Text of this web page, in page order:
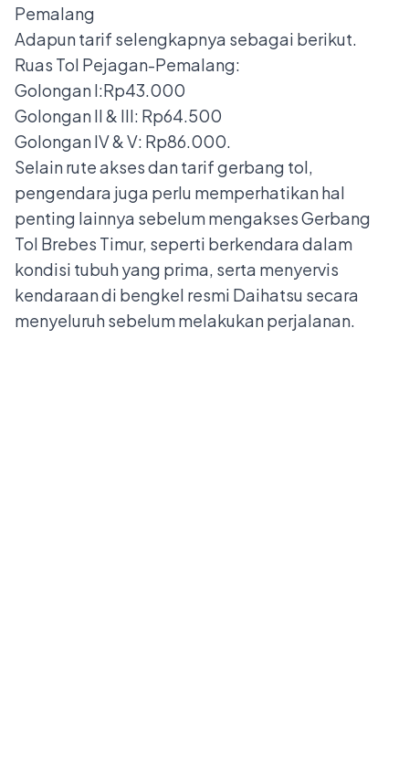
Pemalang
Adapun tarif selengkapnya sebagai berikut.
Ruas Tol Pejagan-Pemalang:
Golongan I:Rp43.000
Golongan II & III: Rp64.500
Golongan IV & V: Rp86.000.
Selain rute akses dan tarif gerbang tol,
pengendara juga perlu memperhatikan hal
penting lainnya sebelum mengakses Gerbang
Tol Brebes Timur, seperti berkendara dalam
kondisi tubuh yang prima, serta menyervis
kendaraan di bengkel resmi Daihatsu secara
menyeluruh sebelum melakukan perjalanan.